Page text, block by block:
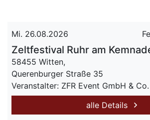
Mi. 26.08.2026
Zeltfestival Ruhr am
58455 Witten,
Querenburger Straße 35
Veranstalter: ZFR Event GmbH & Co.
alle Details